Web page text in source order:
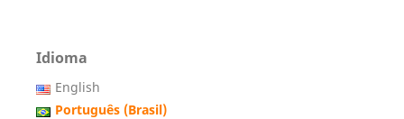
Idioma
English
Português (Brasil)